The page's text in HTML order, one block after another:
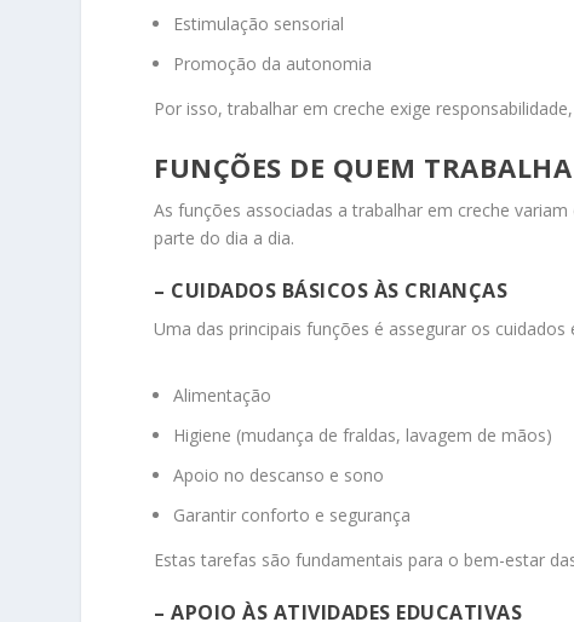
Estimulação sensorial
Promoção da autonomia
Por isso, trabalhar em creche exige
FUNÇÕES DE QUEM
As funções associadas a trabalhar em creche
parte do dia a dia.
– CUIDADOS BÁSICOS ÀS CRIANÇAS
Uma das principais funções é assegurar os cuidados
Alimentação
Higiene (mudança de fraldas, lavagem de mãos)
Apoio no descanso e sono
Garantir conforto e segurança
Estas tarefas são fundamentais para o bem-estar
– APOIO ÀS ATIVIDADES EDUCATIVAS